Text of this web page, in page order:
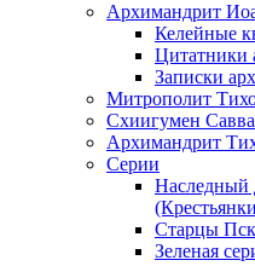
Архимандрит
Келейные
Цитатники
Записки
Митрополит
Схиигумен
Архимандрит
Серии
Наследный
Старцы
Зеленая